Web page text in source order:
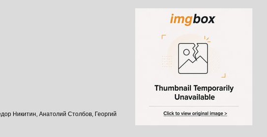
Никитин, Анатолий Столбов, Георгий